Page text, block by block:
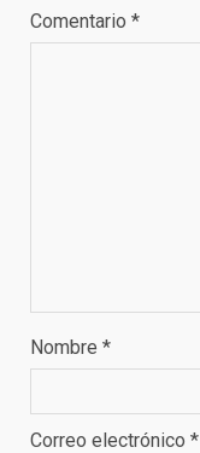
Comentario *
Nombre *
Correo electrónico *